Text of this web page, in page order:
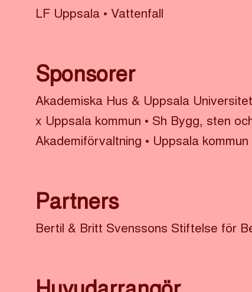
LF Uppsala • Vattenfall
Sponsorer
Akademiska Hus & Uppsala Universitet
x Uppsala kommun • Sh Bygg, sten
Akademiförvaltning • Uppsala kommun
Partners
Bertil & Britt Svenssons Stiftelse för